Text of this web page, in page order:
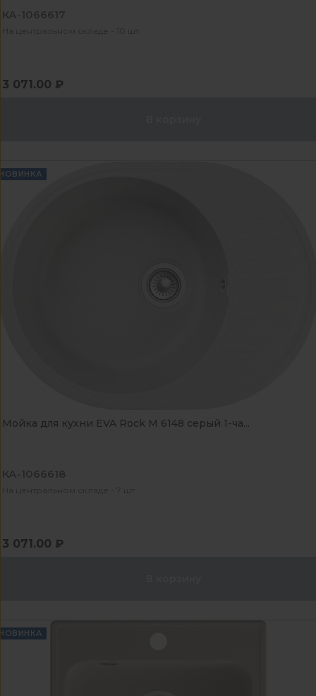
КА-1066617
На центральном складе - 10 шт
3 071.00 ₽
Мойка для кухни EVA Rock М 6148 серый 1-ча...
КА-1066618
На центральном складе - 7 шт
3 071.00 ₽